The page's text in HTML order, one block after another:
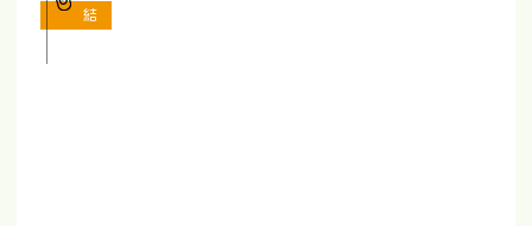
結